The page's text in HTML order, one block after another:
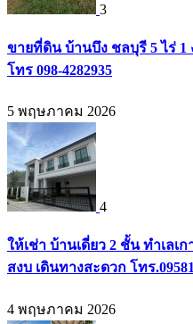
3
ขายที่ดิน บ้านบึง ชลบุรี 5 ไร่ 1
โทร 098-4282935
5 พฤษภาคม 2026
4
ให้เช่า บ้านเดี่ยว 2 ชั้น ทำเลเ
สงบ เดินทางสะดวก โทร
4 พฤษภาคม 2026